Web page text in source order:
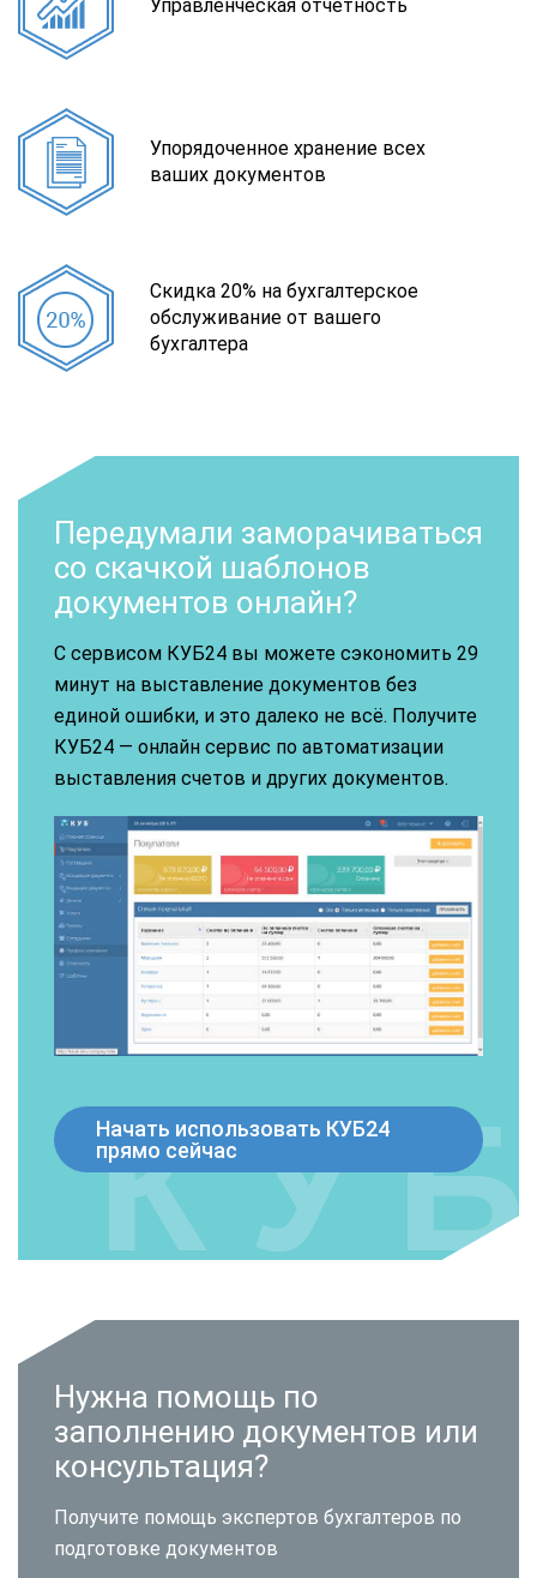
Управленческая отчетность
Упорядоченное хранение всех
ваших документов
Скидка 20% на бухгалтерское
обслуживание от вашего
бухгалтера
Передумали заморачиваться
со скачкой шаблонов
документов онлайн?
С сервисом КУБ24 вы можете сэкономить 29
минут на выставление документов без
единой ошибки, и это далеко не всё. Получите
КУБ24 — онлайн сервис по автоматизации
выставления счетов и других документов.
Начать использовать КУБ24
прямо сейчас
Нужна помощь по
заполнению документов или
консультация?
Получите помощь экспертов бухгалтеров по
подготовке документов